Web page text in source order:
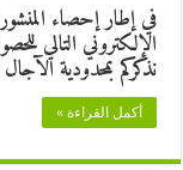
في إطار إحصاء
الإلكتروني التالي
نذكركم بمحدودية
أكمل القراءة »